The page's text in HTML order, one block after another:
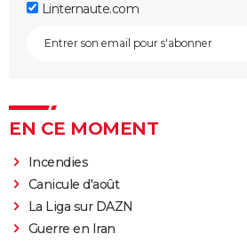
Linternaute.com
EN CE MOMENT
Incendies
Canicule d'août
La Liga sur DAZN
Guerre en Iran